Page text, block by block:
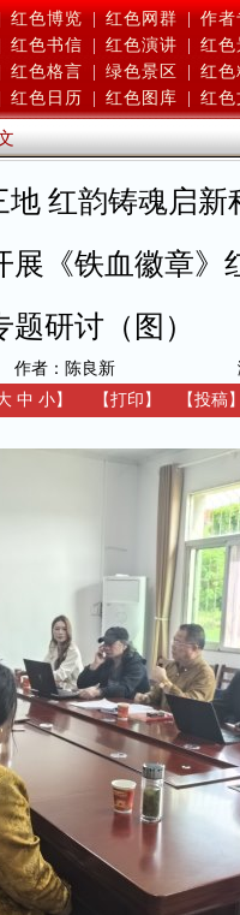
红色博览 | 红色网群 | 作者
红色书信 红色演讲
红色
红色格言 绿色景区
红色
红色日历 红色图库 红色
地 红韵铸魂启
展《铁血徽章》
题研讨（图）
作者：陈良新
中 小】 【打印 】 【投稿